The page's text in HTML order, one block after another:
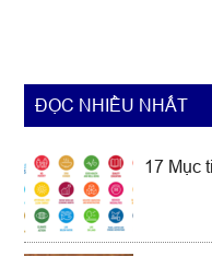
ĐỌC NHIỀU NHẤT
17 Mục